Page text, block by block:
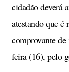
cidadão deverá
atestando que é
comprovante
feira (16), pelo